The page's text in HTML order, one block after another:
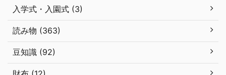
入学式・入園式 (3)
読み物 (363)
豆知識 (92)